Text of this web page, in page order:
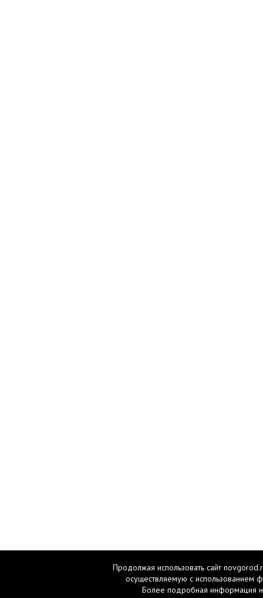
Продолжая использовать сайт
осуществляемую с использованием
Более подробная информация